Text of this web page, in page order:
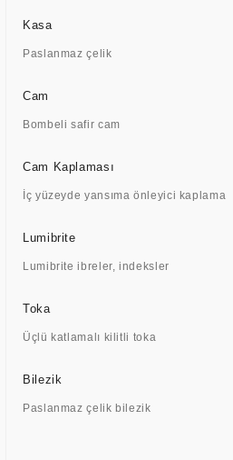
Kasa
Paslanmaz çelik
Cam
Bombeli safir cam
Cam Kaplaması
İç yüzeyde yansıma önleyici kaplama
Lumibrite
Lumibrite ibreler, indeksler
Toka
Üçlü katlamalı kilitli toka
Bilezik
Paslanmaz çelik bilezik